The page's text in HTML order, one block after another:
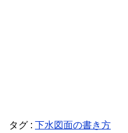
タグ : 下水図面の書き方